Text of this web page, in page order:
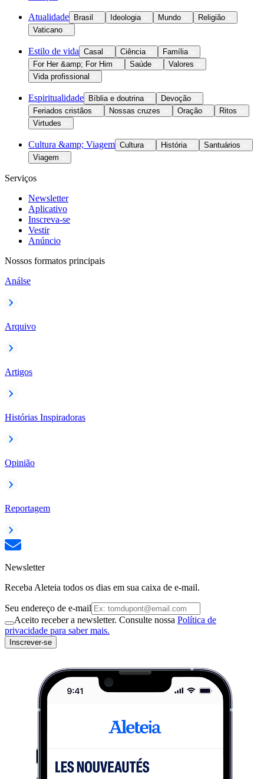
Atualidade Brasil Ideologia Mundo
Religião
Vaticano
Estilo de vida Casal Ciência
Família
For Her &amp; For Him
Saúde
Valores
Vida profissional
Espiritualidade Bíblia e doutrina
Devoção
Feriados cristãos
Nossas cruzes Oração
Ritos
Virtudes
Cultura &amp; Viagem Cultura História
Santuários
Viagem
Serviços
Newsletter
Aplicativo
Inscreva-se
Vestir
Anúncio
Nossos formatos principais
Análse
Arquivo
Artigos
Histórias Inspiradoras
Opinião
Reportagem
Newsletter
Receba Aleteia todos os dias em sua caixa de e-mail.
Seu endereço de e-mail
Aceito receber a newsletter. Consulte nossa Política de
privacidade para saber mais.
Inscrever-se